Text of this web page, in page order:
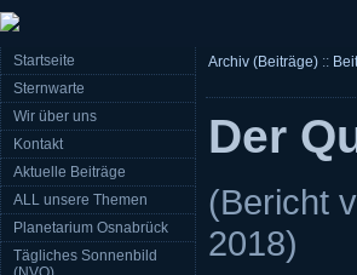
Startseite
Sternwarte
Wir über uns
Kontakt
Aktuelle Beiträge
ALL unsere Themen
Planetarium Osnabrück
Tägliches Sonnenbild
Archiv (Beiträge) ::
Der
(Bericht
2018)